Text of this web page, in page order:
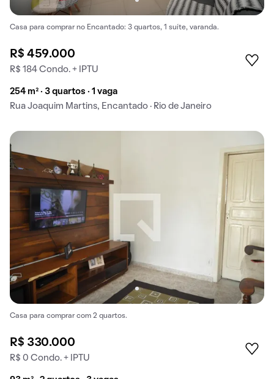
Casa para comprar no Encantado: 3 quartos, 1 suíte, varanda.
R$ 459.000
R$ 184 Condo. + IPTU
254 m² · 3 quartos · 1 vaga
Rua Joaquim Martins, Encantado · Rio de Janeiro
Casa para comprar com 2 quartos.
R$ 330.000
R$ 0 Condo. + IPTU